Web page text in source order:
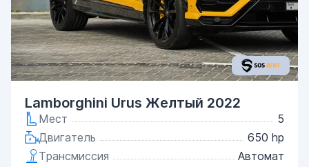
Lamborghini Urus Желтый 2022
Мест
5
Двигатель
650 hp
Трансмиссия
Автомат